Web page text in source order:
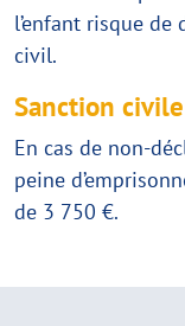
l’enfant risque
civil.
Sanction
En cas de non-
peine
de 3 750 €.